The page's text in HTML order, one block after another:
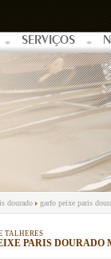
SERVIÇOS
dourado garfo peixe paris
TALHERES
PARIS DOURADO